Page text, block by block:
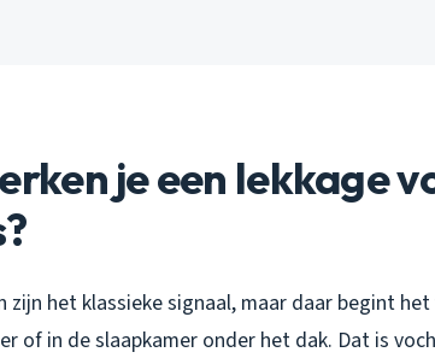
je een lekkage
zijn het klassieke signaal, maar daar begint
of in de slaapkamer onder het dak. Dat is